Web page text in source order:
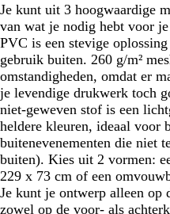
Je kunt uit 3 hoogwaardige
van wat je nodig hebt voor
PVC is een stevige
gebruik buiten. 260 g/m²
omstandigheden, omdat er
je levendige drukwerk toch
niet-geweven stof is een
heldere kleuren, ideaal voor
buitenevenementen die niet
buiten). Kies uit 2 vormen:
229 x 73 cm of een
Je kunt je ontwerp alleen op
zowel op de voor- als